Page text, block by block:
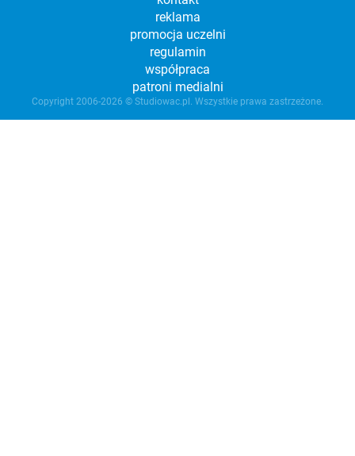
reklama
promocja uczelni
regulamin
współpraca
patroni medialni
Copyright 2006-2026 © Studiowac.pl. Wszystkie prawa zastrzeżone.